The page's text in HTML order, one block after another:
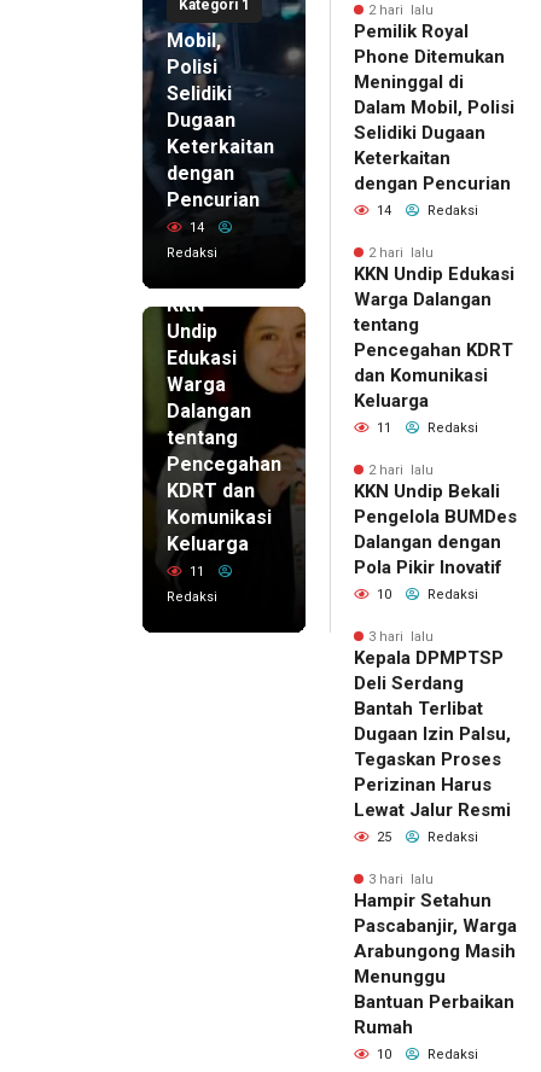
Kategori 1
di Dalam
Mobil,
Polisi
Selidiki
Dugaan
Keterkaitan
dengan
Pencurian
14
Redaksi
KKN
Undip
Edukasi
Warga
Dalangan
tentang
Pencegahan
KDRT dan
Komunikasi
Keluarga
11
Redaksi
2 hari lalu
Pemilik Royal
Phone Ditemukan
Meninggal di
Dalam Mobil, Polisi
Selidiki Dugaan
Keterkaitan
dengan Pencurian
14 Redaksi
2 hari lalu
KKN Undip Edukasi
Warga Dalangan
tentang
Pencegahan KDRT
dan Komunikasi
Keluarga
11 Redaksi
2 hari lalu
KKN Undip Bekali
Pengelola BUMDes
Dalangan dengan
Pola Pikir Inovatif
10 Redaksi
3 hari lalu
Kepala DPMPTSP
Deli Serdang
Bantah Terlibat
Dugaan Izin Palsu,
Tegaskan Proses
Perizinan Harus
Lewat Jalur Resmi
25 Redaksi
3 hari lalu
Hampir Setahun
Pascabanjir, Warga
Arabungong Masih
Menunggu
Bantuan Perbaikan
Rumah
10 Redaksi